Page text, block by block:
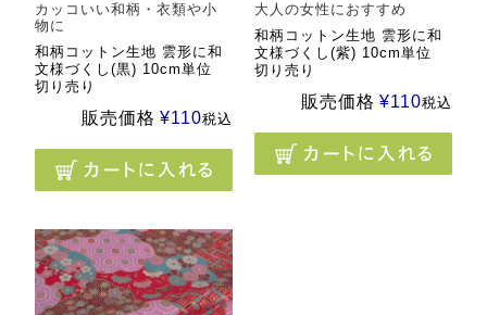
カッコいい和柄・衣類や小
物に
和柄コットン生地 雲形に和
文様づくし(黒) 10cm単位
切り売り
販売価格 ¥110税込
大人の女性におすすめ
和柄コットン生地 雲形に和
文様づくし(紫) 10cm単位
切り売り
販売価格 ¥110税込